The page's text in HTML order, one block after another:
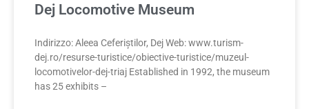
Dej Locomotive Museum
Indirizzo: Aleea Ceferiștilor, Dej Web: www.turism-
dej.ro/resurse-turistice/obiective-turistice/muzeul-
locomotivelor-dej-triaj Established in 1992, the museum
has 25 exhibits –